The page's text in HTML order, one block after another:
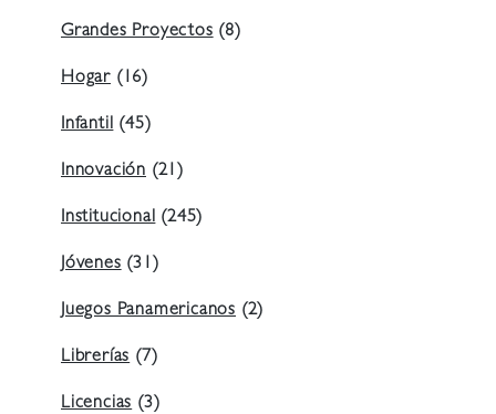
Grandes Proyectos(8)
Hogar (16)
Infantil(45)
Innovación (21)
Institucional(245)
Jóvenes(31)
Juegos Panamericanos (2)
Librerías(7)
Licencias(3)